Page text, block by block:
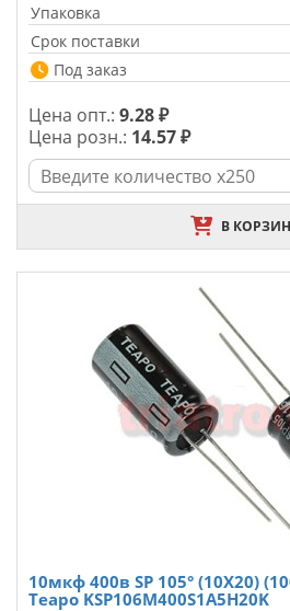
Упаковка
Срок поставки
Под заказ
Цена опт.: 9.28 ₽
Цена розн.: 14.57 ₽
В
10мкф 400в SP 105° (10X20)
Teapo KSP106M400S1A5H20K